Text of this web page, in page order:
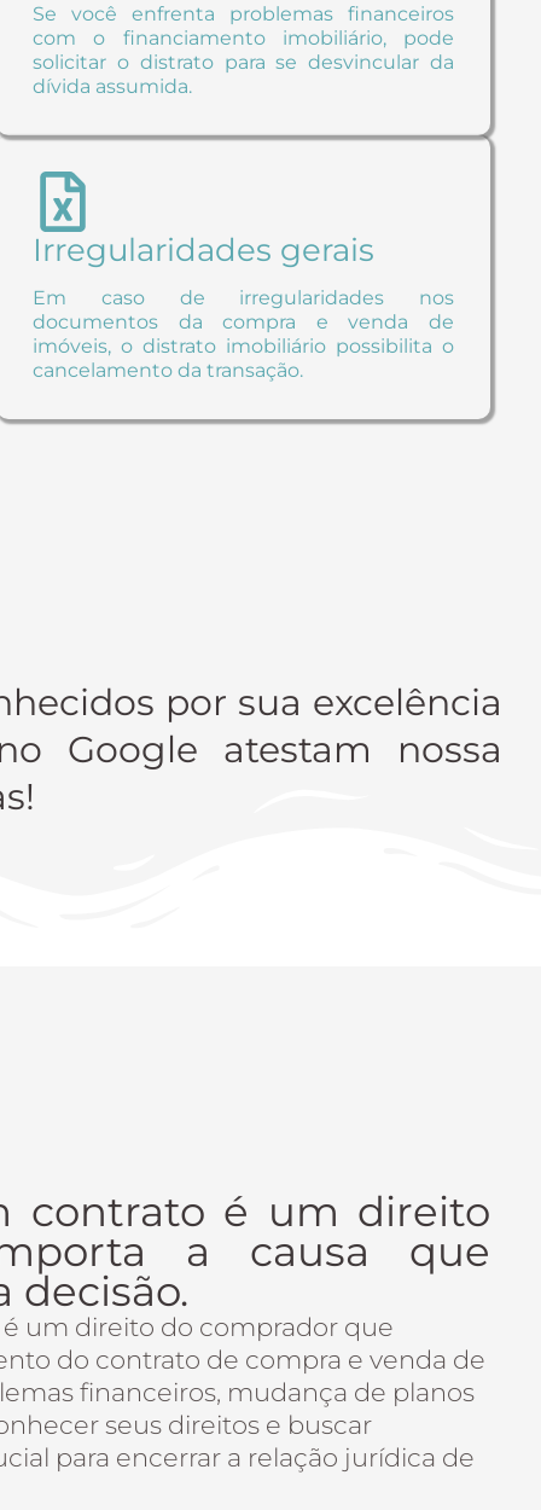
Se você enfrenta problemas financeiros
com o financiamento imobiliário, pode
solicitar o distrato para se desvincular da
dívida assumida.
Irregularidades gerais
Em caso de irregularidades nos
documentos da compra e venda de
imóveis, o distrato imobiliário possibilita o
cancelamento da transação.
por sua excelência
Google atestam nossa
contrato é um direito
a causa que
decisão.
um direito do comprador que
do contrato de compra e venda de
financeiros, mudança de planos
seus direitos e buscar
para encerrar a relação jurídica de